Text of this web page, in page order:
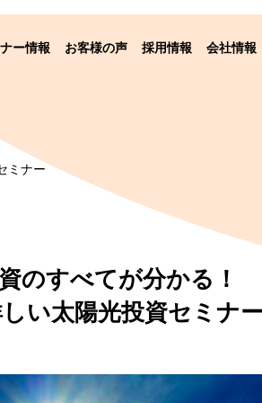
ー情報 お客様の声 採用情報 会社情報
ミナー
のすべてが分かる！
い太陽光投資セミナ